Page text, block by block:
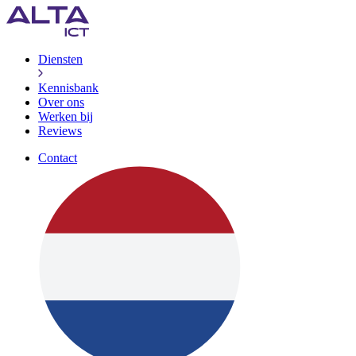
Diensten
Kennisbank
Over ons
Werken bij
Reviews
Contact